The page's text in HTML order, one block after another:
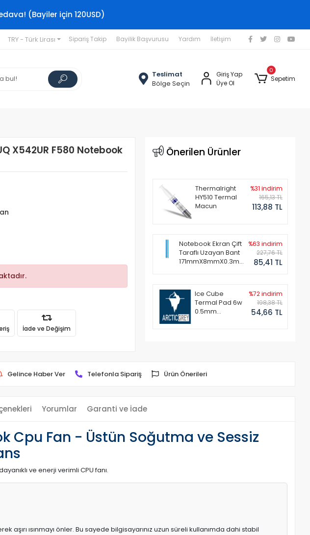
(Bayiler için 120USD)
TRY - Türk Lirası Sipariş Takip Bayilik Başvurusu Yardım İletişim
Teslimat
Bölge Seçin
Giriş Yap
Üye Ol
0
Sepetim
X542UR F580 Notebook
İade ve Değişim
Önerilen Ürünler
Thermalright
HY510 Termal
Macun
%31 indirim
165,13 TL
113,88 TL
Notebook Ekran Çift
Taraflı Uzayan Bant
171mmX8mmX0.3mm
%63 indirim
227,76 TL
85,41 TL
Ice Cube
Termal Pad 6w
0.5mm
%72 indirim
198,38 TL
54,66 TL
Gelince Haber Ver Telefonla Sipariş Ürün Önerileri
Yorumlar Garanti ve İade
Cpu Fan - Üstün Soğutma ve Sessiz
ve enerji verimli CPU fanı.
aşırı ısınmayı önler. Bu sayede bilgisayarınız uzun süreli kullanımda dahi stabil